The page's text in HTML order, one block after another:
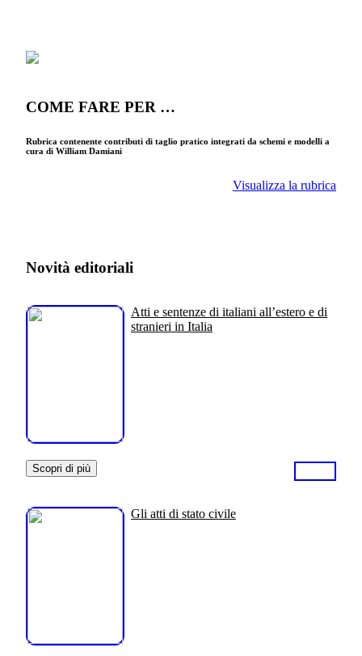
COME FARE PER …
Rubrica contenente contributi di taglio pratico integrati da schemi e modelli a
cura di William Damiani
Visualizza la rubrica
Novità editoriali
Atti e sentenze di italiani all’estero e di
stranieri in Italia
Scopri di più
Gli atti di stato civile